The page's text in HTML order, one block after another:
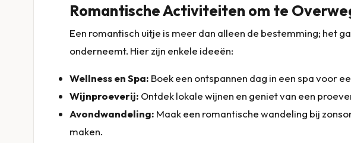
Romantische Activiteiten om te
Een romantisch uitje is meer dan alleen de bestemming; het
onderneemt. Hier zijn enkele ideeën:
Wellness en Spa: Boek een ontspannen dag in een spa voor
Wijnproeverij: Ontdek lokale wijnen en geniet van een
Avondwandeling: Maak een romantische wandeling bij
maken.